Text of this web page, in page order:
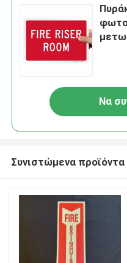
Να
Συνιστώμενα προϊόντα